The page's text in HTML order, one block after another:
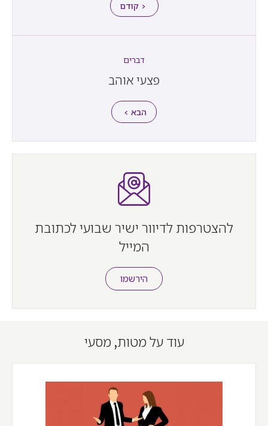
< קודם
דברים
פצעי אוהב
הבא >
להצטרפות לדיוור ישיר שבועי לכתובת
המייל
הירשמו
עוד על מטות, מסעי